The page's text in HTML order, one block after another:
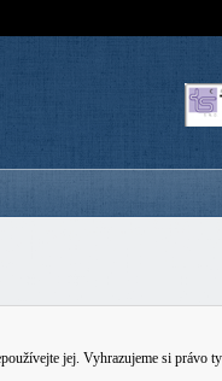
jej. Vyhrazujeme si právo